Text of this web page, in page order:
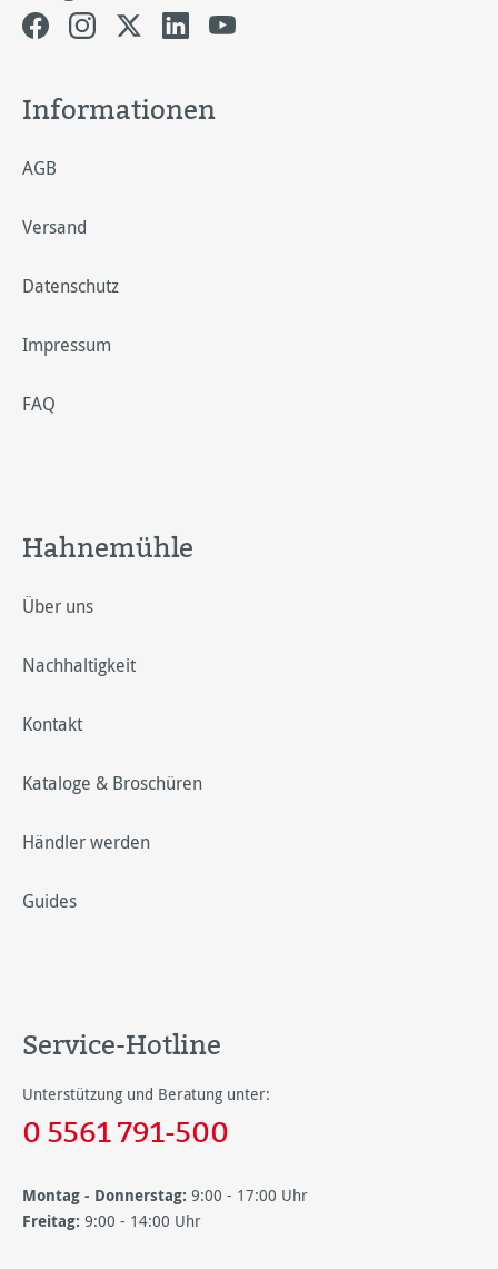
Informationen
AGB
Versand
Datenschutz
Impressum
FAQ
Hahnemühle
Über uns
Nachhaltigkeit
Kontakt
Kataloge & Broschüren
Händler werden
Guides
Service-Hotline
Unterstützung und Beratung unter:
0 5561 791-500
Montag - Donnerstag: 9:00 - 17:00 Uhr
Freitag: 9:00 - 14:00 Uhr